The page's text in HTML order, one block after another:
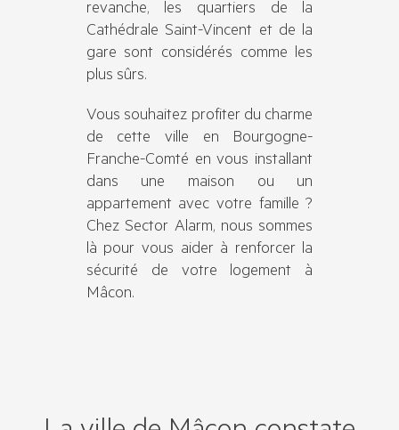
revanche, les quartiers de la
Cathédrale Saint-Vincent et de la
gare sont considérés comme les
plus sûrs.
Vous souhaitez profiter du charme
de cette ville en Bourgogne-
Franche-Comté en vous installant
dans une maison ou un
appartement avec votre famille ?
Chez Sector Alarm, nous sommes
là pour vous aider à renforcer la
sécurité de votre logement à
Mâcon.